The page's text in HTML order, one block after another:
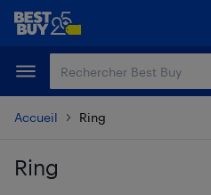
Passer
principal
Passer
Accueil Ring
Ring